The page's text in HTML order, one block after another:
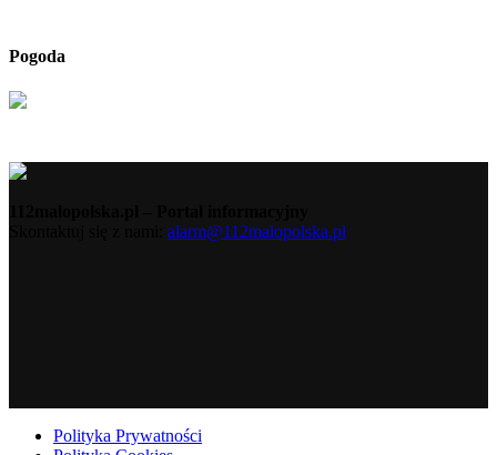
Pogoda
alarm@112malopolska.pl
Polityka Prywatności